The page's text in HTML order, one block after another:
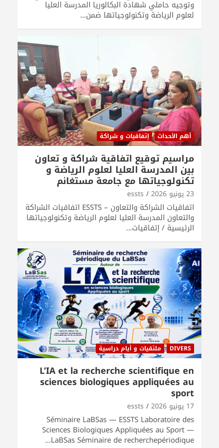
وتوجيه حاملي شهادة البكالوريا المدرسة العليا
لعلوم الرياضة وتكنولوجياتها ضمن…
أهم الأحداث إتفاقيات و شراكة
مراسيم توقيع اتفاقية شراكة و تعاون
بين المدرسة العليا لعلوم الرياضة و
تكنولوجياتها مع جامعة مستغانم
23 يونيو 2026 essts
اتفاقيات الشراكة والتعاون – ESSTS اتفاقيات الشراكة
والتعاون المدرسة العليا لعلوم الرياضة وتكنولوجياتها
الرئيسية / إتفاقيات…
DIVERS ملتقيات و أيام دراسية
L’IA et la recherche scientifique en
sciences biologiques appliquées au
sport
17 يونيو 2026 essts
Séminaire LaBSas — ESSTS Laboratoire des
Sciences Biologiques Appliquées au Sport —
LaBSas Séminaire de recherchepériodique…